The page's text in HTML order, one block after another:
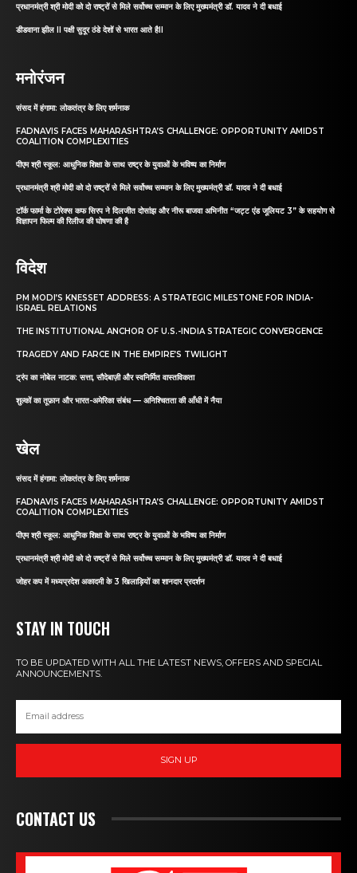
प्रधानमंत्री श्री मोदी को दो राष्ट्रों से मिले सर्वोच्च सम्मान के लिए मुख्यमंत्री डॉ. यादव ने दी बधाई
डीडवाना झील II पक्षी सुदूर ठंडे देशों से भारत आते हैII
मनोरंजन
संसद में हंगामा: लोकतंत्र के लिए शर्मनाक
FADNAVIS FACES MAHARASHTRA’S CHALLENGE: OPPORTUNITY AMIDST
COALITION COMPLEXITIES
पीएम श्री स्कूल: आधुनिक शिक्षा के साथ राष्ट्र के युवाओं के भविष्य का निर्माण
प्रधानमंत्री श्री मोदी को दो राष्ट्रों से मिले सर्वोच्च सम्मान के लिए मुख्यमंत्री डॉ. यादव ने दी बधाई
टॉर्क फार्मा के टोरेक्स कफ सिरप ने दिलजीत दोसांझ और नीरू बाजवा अभिनीत “जट्ट एंड जूलियट 3” के सहयोग से
विज्ञापन फिल्म की रिलीज की घोषणा की है
विदेश
PM MODI’S KNESSET ADDRESS: A STRATEGIC MILESTONE FOR INDIA-
ISRAEL RELATIONS
THE INSTITUTIONAL ANCHOR OF U.S.-INDIA STRATEGIC CONVERGENCE
TRAGEDY AND FARCE IN THE EMPIRE’S TWILIGHT
ट्रंप का नोबेल नाटक: सत्ता, सौदेबाज़ी और स्वनिर्मित वास्तविकता
शुल्कों का तूफ़ान और भारत-अमेरिका संबंध — अनिश्चितता की आँधी में नैया
खेल
संसद में हंगामा: लोकतंत्र के लिए शर्मनाक
FADNAVIS FACES MAHARASHTRA’S CHALLENGE: OPPORTUNITY AMIDST
COALITION COMPLEXITIES
पीएम श्री स्कूल: आधुनिक शिक्षा के साथ राष्ट्र के युवाओं के भविष्य का निर्माण
प्रधानमंत्री श्री मोदी को दो राष्ट्रों से मिले सर्वोच्च सम्मान के लिए मुख्यमंत्री डॉ. यादव ने दी बधाई
जोहर कप में मध्यप्रदेश अकादमी के 3 खिलाड़ियों का शानदार प्रदर्शन
STAY IN TOUCH
TO BE UPDATED WITH ALL THE LATEST NEWS, OFFERS AND SPECIAL
ANNOUNCEMENTS.
SIGN UP
CONTACT US